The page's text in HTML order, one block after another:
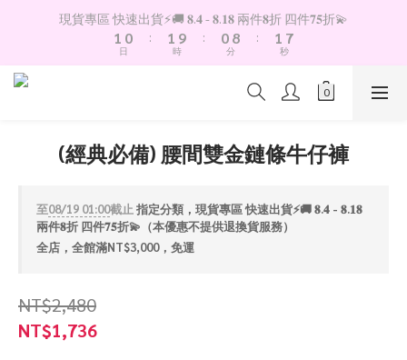
現貨專區 快速出貨⚡️🚚 𝟖.𝟒 - 𝟖.𝟏𝟖 兩件𝟖折 四件𝟕𝟓折💫
2
1
0
1
0
日
:
2
1
0
9
8
3
0
時
:
1
0
9
8
7
2
分
:
2
1
0
8
7
6
4
1
秒
(經典必備) 腰間雙金鏈條牛仔褲
至08/19 01:00截止 指定分類，現貨專區 快速出貨⚡️🚚 𝟖.𝟒 - 𝟖.𝟏𝟖
兩件𝟖折 四件𝟕𝟓折💫（本優惠不提供退換貨服務）
全店，全館滿NT$3,000，免運
NT$2,480
NT$1,736